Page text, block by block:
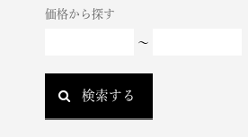
価格から探す
～
検索する